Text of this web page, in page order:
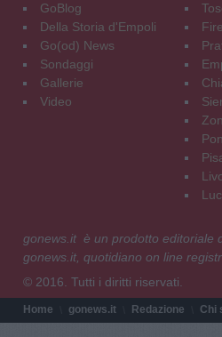
GoBlog
Della Storia d'Empoli
Go(od) News
Sondaggi
Gallerie
Video
gonews.it è un prodotto editoriale
gonews.it, quotidiano on line
© 2016. Tutti i diritti riservati.
Home gonews.it Redazione Chi